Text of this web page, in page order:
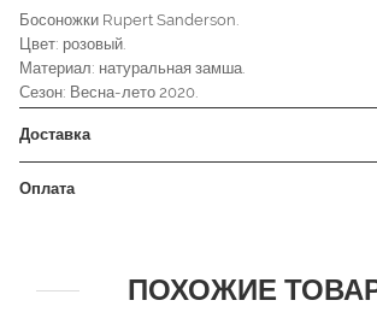
Босоножки Rupert Sanderson.
Цвет: розовый.
Материал: натуральная замша.
Сезон: Весна-лето 2020.
Доставка
Оплата
ПОХОЖИЕ